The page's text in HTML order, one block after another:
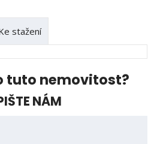
stažení
tuto nemovitost?
NÁM